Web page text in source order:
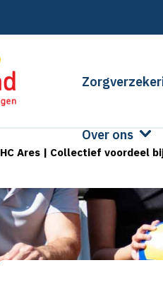
Over ons
HC Ares | Collectief voordeel